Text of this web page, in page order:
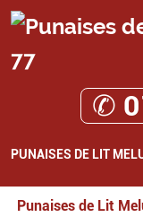
77
✆
PUNAISES DE LIT
Punaises de Lit